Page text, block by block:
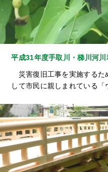
平成31年度手取川・梯川河
災害復旧工事を実施するた
して市民に親しまれている「